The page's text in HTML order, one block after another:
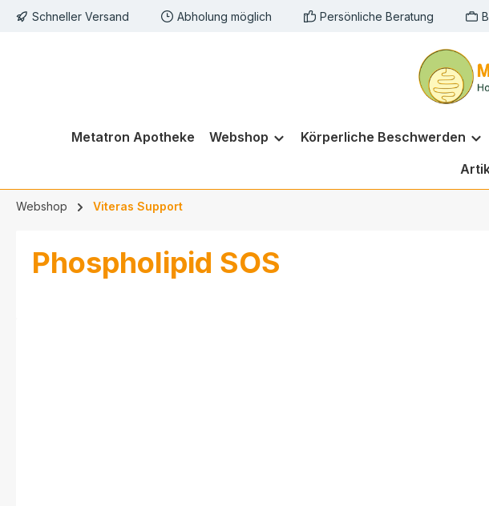
Zur Hauptnavigation springen
Schneller Versand Abholung möglich Persönliche Beratung
Metatron Apotheke Webshop Körperliche Beschwerden
Webshop Viteras Support
Phospholipid SOS